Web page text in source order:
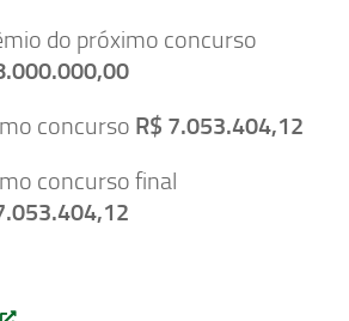
do próximo concurso
concurso R$ 7.053.404,12
concurso final